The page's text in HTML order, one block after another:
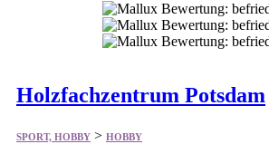
Holzfachzentrum Potsdam
SPORT, HOBBY > HOBBY